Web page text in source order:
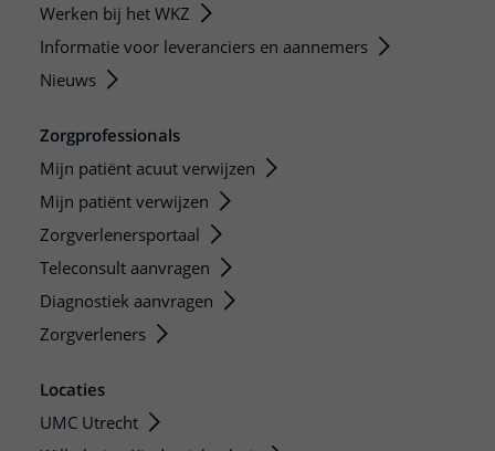
Werken bij het WKZ
Informatie voor leveranciers en aannemers
Nieuws
Zorgprofessionals
Mijn patiënt acuut verwijzen
Mijn patiënt verwijzen
Zorgverlenersportaal
Teleconsult aanvragen
Diagnostiek aanvragen
Zorgverleners
Locaties
UMC Utrecht